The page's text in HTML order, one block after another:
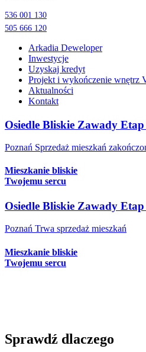
536 001 130
505 666 120
Arkadia Deweloper
Inwestycje
Uzyskaj kredyt
Projekt i wykończenie wnętrz
Aktualności
Kontakt
Osiedle Bliskie Zawady Etap
Poznań Sprzedaż mieszkań
Mieszkanie bliskie
Twojemu sercu
Osiedle Bliskie Zawady Etap
Poznań Trwa sprzedaż mieszkań
Mieszkanie bliskie
Twojemu sercu
Sprawdź dlaczego